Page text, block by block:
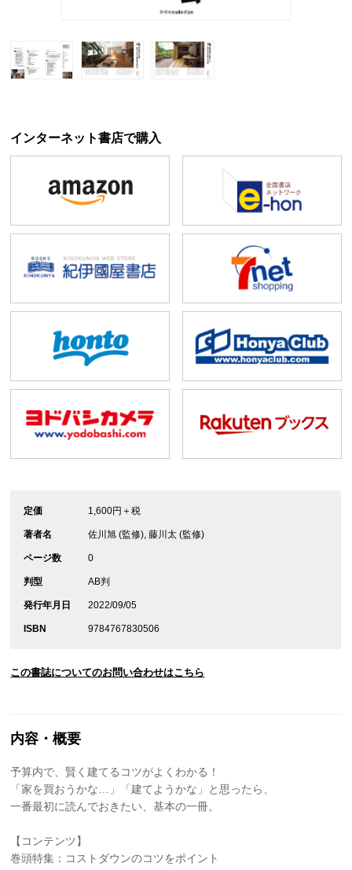
インターネット書店で購入
定価 1,600円＋税
著者名 佐川旭 (監修), 藤川太 (監修)
ページ数 0
判型 AB判
発行年月日 2022/09/05
ISBN 9784767830506
この書誌についてのお問い合わせはこちら
内容・概要
予算内で、賢く建てるコツがよくわかる！
「家を買おうかな…」「建てようかな」と思ったら、
一番最初に読んでおきたい、基本の一冊。
【コンテンツ】
巻頭特集：コストダウンのコツをポイント